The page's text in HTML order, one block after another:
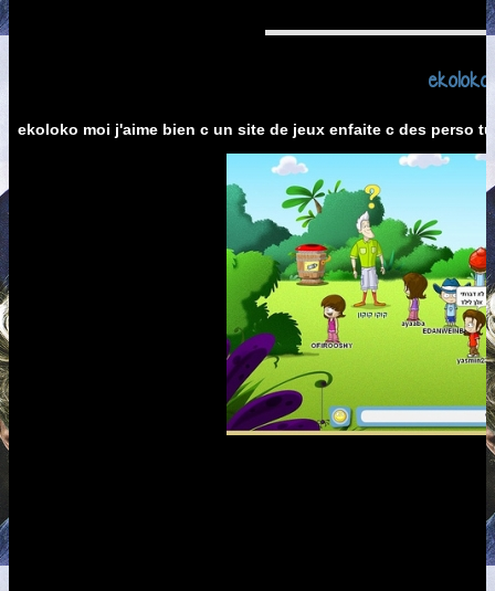
ekoloko
ekoloko moi j'aime bien c un site de jeux enfaite c des perso